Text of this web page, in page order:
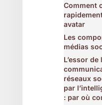
Comment
avatar
Les
médias
L’essor de
réseaux
par
: par où